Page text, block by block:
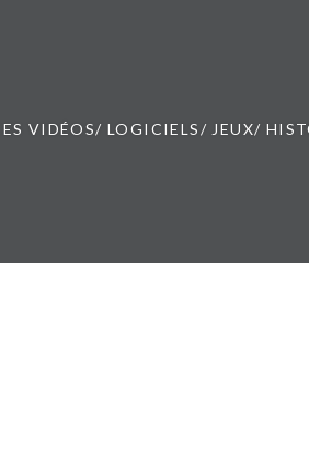
VIDÉOS/ LOGICIELS/ JEUX/